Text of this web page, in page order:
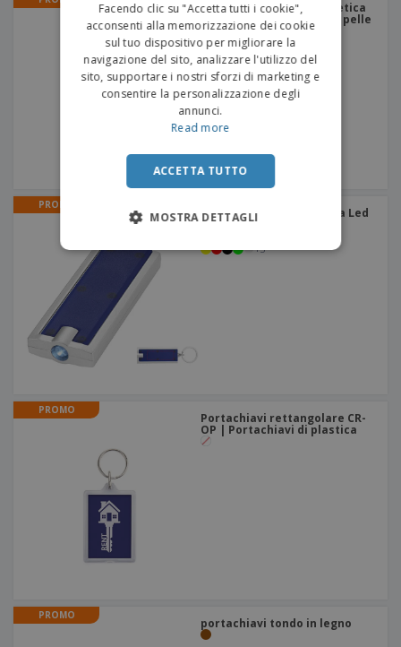
Portachiavi in pelle sintetica
STRAKEY | Portachiavi in pelle
PROMO
Portachiavi con Lanterna Led
"Castoro" | Torcia
+3
PROMO
Portachiavi rettangolare CR-
OP | Portachiavi di plastica
PROMO
portachiavi tondo in legno
Facendo clic su "Accetta tutti i cookie",
acconsenti alla memorizzazione dei cookie
sul tuo dispositivo per migliorare la
navigazione del sito, analizzare l'utilizzo del
sito, supportare i nostri sforzi di marketing e
consentire la personalizzazione degli
annunci.
Read more
ACCETTA TUTTO
MOSTRA DETTAGLI